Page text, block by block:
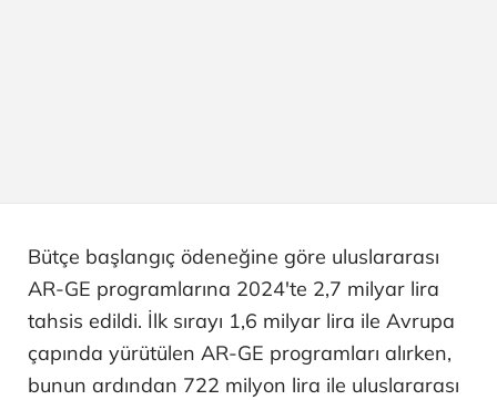
Bütçe başlangıç ödeneğine göre uluslararası
AR-GE programlarına 2024'te 2,7 milyar lira
tahsis edildi. İlk sırayı 1,6 milyar lira ile Avrupa
çapında yürütülen AR-GE programları alırken,
bunun ardından 722 milyon lira ile uluslararası